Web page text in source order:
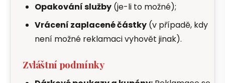
Opakování služby (je-li to možné);
Vrácení zaplacené částky (v případě, kdy
není možné reklamaci vyhovět jinak).
Zvláštní podmínky